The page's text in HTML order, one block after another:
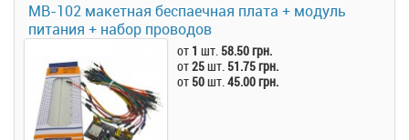
MB-102 макетная беспаечная плата + модуль
питания + набор проводов
от 1 шт. 58.50 грн.
от25шт. 51.75 грн.
от 50шт.45.00 грн.